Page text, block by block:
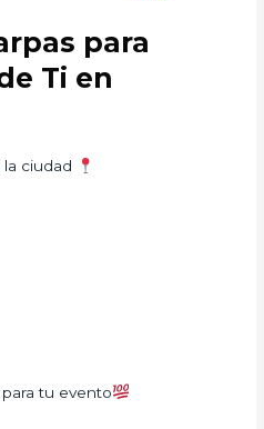
para
Ti en
ciudad
tu evento